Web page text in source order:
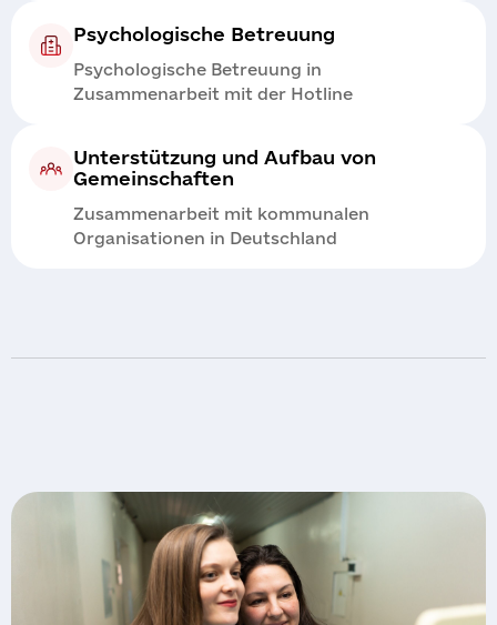
Psychologische Betreuung
Psychologische Betreuung in
Zusammenarbeit mit der Hotline
Unterstützung und Aufbau von
Gemeinschaften
Zusammenarbeit mit kommunalen
Organisationen in Deutschland